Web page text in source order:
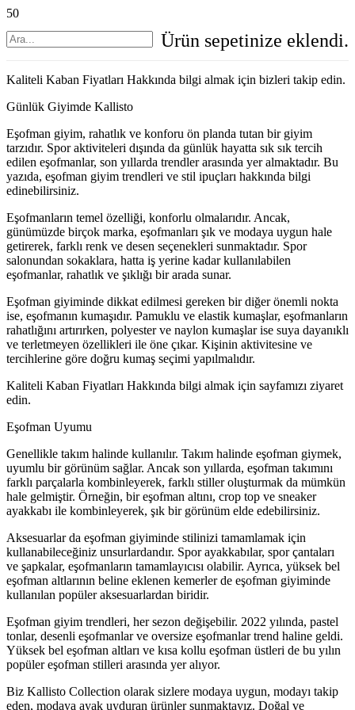
Ürün sepetinize eklendi.
Kaliteli Kaban Fiyatları Hakkında bilgi almak için bizleri takip edin.
Günlük Giyimde Kallisto
Eşofman giyim, rahatlık ve konforu ön planda tutan bir giyim
tarzıdır. Spor aktiviteleri dışında da günlük hayatta sık sık tercih
edilen eşofmanlar, son yıllarda trendler arasında yer almaktadır. Bu
yazıda, eşofman giyim trendleri ve stil ipuçları hakkında bilgi
edinebilirsiniz.
Eşofmanların temel özelliği, konforlu olmalarıdır. Ancak,
günümüzde birçok marka, eşofmanları şık ve modaya uygun hale
getirerek, farklı renk ve desen seçenekleri sunmaktadır. Spor
salonundan sokaklara, hatta iş yerine kadar kullanılabilen
eşofmanlar, rahatlık ve şıklığı bir arada sunar.
Eşofman giyiminde dikkat edilmesi gereken bir diğer önemli nokta
ise, eşofmanın kumaşıdır. Pamuklu ve elastik kumaşlar, eşofmanların
rahatlığını artırırken, polyester ve naylon kumaşlar ise suya dayanıklı
ve terletmeyen özellikleri ile öne çıkar. Kişinin aktivitesine ve
tercihlerine göre doğru kumaş seçimi yapılmalıdır.
Kaliteli Kaban Fiyatları Hakkında bilgi almak için sayfamızı ziyaret
edin.
Eşofman Uyumu
Genellikle takım halinde kullanılır. Takım halinde eşofman giymek,
uyumlu bir görünüm sağlar. Ancak son yıllarda, eşofman takımını
farklı parçalarla kombinleyerek, farklı stiller oluşturmak da mümkün
hale gelmiştir. Örneğin, bir eşofman altını, crop top ve sneaker
ayakkabı ile kombinleyerek, şık bir görünüm elde edebilirsiniz.
Aksesuarlar da eşofman giyiminde stilinizi tamamlamak için
kullanabileceğiniz unsurlardandır. Spor ayakkabılar, spor çantaları
ve şapkalar, eşofmanların tamamlayıcısı olabilir. Ayrıca, yüksek bel
eşofman altlarının beline eklenen kemerler de eşofman giyiminde
kullanılan popüler aksesuarlardan biridir.
Eşofman giyim trendleri, her sezon değişebilir. 2022 yılında, pastel
tonlar, desenli eşofmanlar ve oversize eşofmanlar trend haline geldi.
Yüksek bel eşofman altları ve kısa kollu eşofman üstleri de bu yılın
popüler eşofman stilleri arasında yer alıyor.
Biz Kallisto Collection olarak sizlere modaya uygun, modayı takip
eden, modaya ayak uyduran ürünler sunmaktayız. Doğal ve